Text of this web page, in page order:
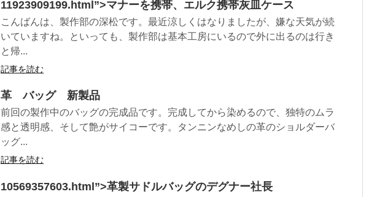
11923909199.html”>マナーを携帯、エルク携帯灰皿ケース
こんばんは、製作部の深松です。最近涼しくはなりましたが、嫌な天気が続
いていますね。といっても、製作部は基本工房にいるので外に出るのは行き
と帰...
記事を読む
革 バッグ 新製品
前回の製作中のバッグの完成品です。完成してから染めるので、独特のムラ
感と透明感、そして艶がサイコーです。タンニンなめしの革のショルダーバ
ッグ...
記事を読む
10569357603.html”>革製サドルバッグのデグナー社長